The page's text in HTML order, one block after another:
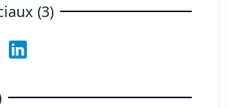
(3)